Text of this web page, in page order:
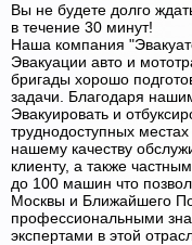
Вы не будете долго
в течение 30 минут!
Наша компания
Эвакуации авто и
бригады хорошо
задачи. Благодаря
Эвакуировать и
труднодоступных
нашему качеству
клиенту, а также
до 100 машин что
Москвы и Ближайшего
профессиональными
экспертами в этой